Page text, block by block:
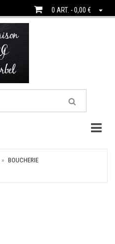
0 ART. - 0,00 €
BOUCHERIE